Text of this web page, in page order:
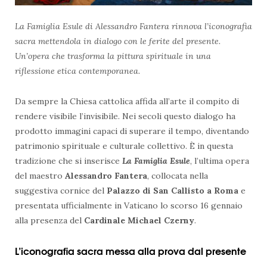
La Famiglia Esule di Alessandro Fantera rinnova l’iconografia
sacra mettendola in dialogo con le ferite del presente.
Un’opera che trasforma la pittura spirituale in una
riflessione etica contemporanea.
Da sempre la Chiesa cattolica affida all’arte il compito di
rendere visibile l’invisibile. Nei secoli questo dialogo ha
prodotto immagini capaci di superare il tempo, diventando
patrimonio spirituale e culturale collettivo. È in questa
tradizione che si inserisce La Famiglia Esule, l’ultima opera
del maestro Alessandro Fantera, collocata nella
suggestiva cornice del Palazzo di San Callisto a Roma e
presentata ufficialmente in Vaticano lo scorso 16 gennaio
alla presenza del Cardinale Michael Czerny.
L’iconografia sacra messa alla prova dal presente